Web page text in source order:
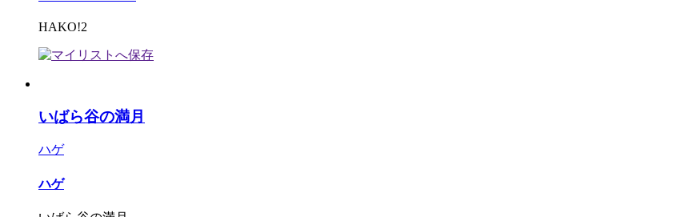
HAKO!2
いばら谷の満月
ハゲ
ハゲ